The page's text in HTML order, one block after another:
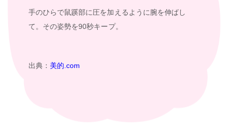
手のひらで鼠蹊部に圧を加えるように腕を伸ばし
て。その姿勢を90秒キープ。
出典： 美的.com